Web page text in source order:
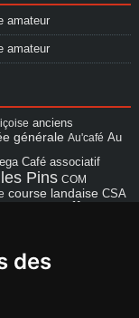
des
amateur
amateur
anciens
générale Au'café Au
Café associatif
Pins COM
course landaise CSA
fêtes
Souprosse